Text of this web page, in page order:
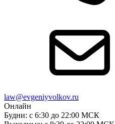
law@evgeniyvolkov.ru
Онлайн
Будни: с 6:30 до 22:00 МСК